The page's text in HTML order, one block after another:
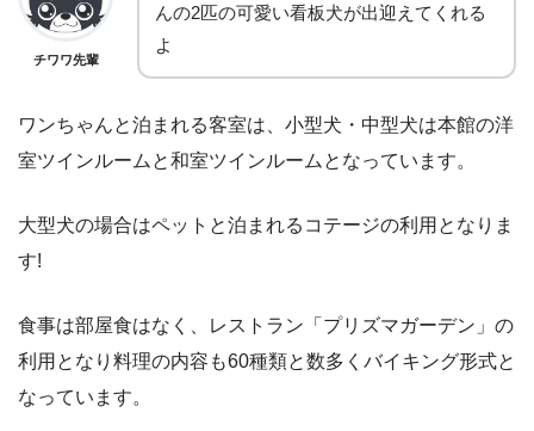
チワワ先輩
んの2匹の可愛い看板犬が出迎えてくれる
よ
ワンちゃんと泊まれる客室は、小型犬・中型犬は本館の洋
室ツインルームと和室ツインルームとなっています。
大型犬の場合はペットと泊まれるコテージの利用となりま
す!
食事は部屋食はなく、レストラン「プリズマガーデン」の
利用となり料理の内容も60種類と数多くバイキング形式と
なっています。